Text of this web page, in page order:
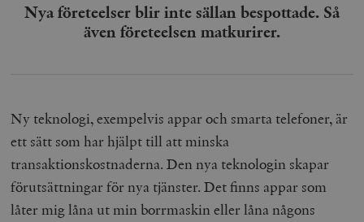
Nya företeelser blir inte sällan bespottade. Så
även företeelsen matkurirer.
Ny teknologi, exempelvis appar och smarta telefoner, är
ett sätt som har hjälpt till att minska
transaktionskostnaderna. Den nya teknologin skapar
förutsättningar för nya tjänster. Det finns appar som
låter mig låna ut min borrmaskin eller låna någons